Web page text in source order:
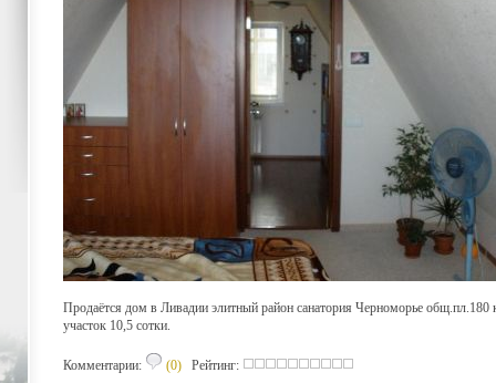
Продаётся дом в Ливадии элитный район санатория Черноморье общ.пл.180
участок 10,5 сотки.
Комментарии: (0) Рейтинг: